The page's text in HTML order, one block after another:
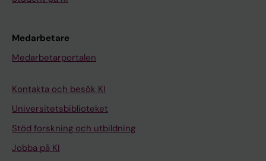
Medarbetare
Medarbetarportalen
Kontakta och besök KI
Universitetsbiblioteket
Stöd forskning och utbildning
Jobba på KI